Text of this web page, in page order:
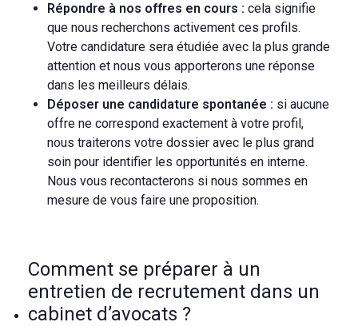
Répondre à nos offres en cours : cela signifie
que nous recherchons activement ces profils.
Votre candidature sera étudiée avec la plus grande
attention et nous vous apporterons une réponse
dans les meilleurs délais.
Déposer une candidature spontanée : si aucune
offre ne correspond exactement à votre profil,
nous traiterons votre dossier avec le plus grand
soin pour identifier les opportunités en interne.
Nous vous recontacterons si nous sommes en
mesure de vous faire une proposition.
Comment se préparer à un
entretien de recrutement dans un
cabinet d’avocats ?